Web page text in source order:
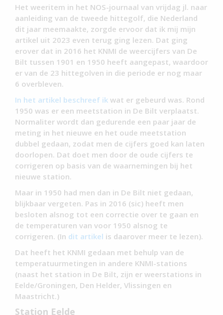
Het weeritem in het NOS-journaal van vrijdag jl. naar
aanleiding van de tweede hittegolf, die Nederland
dit jaar meemaakte, zorgde ervoor dat ik mij mijn
artikel uit 2023 even terug ging lezen. Dat ging
erover dat in 2016 het KNMI de weercijfers van De
Bilt tussen 1901 en 1950 heeft aangepast, waardoor
er van de 23 hittegolven in die periode er nog maar
6 overbleven.
In het artikel beschreef ik wat er gebeurd was. Rond
1950 was er een meetstation in De Bilt verplaatst.
Normaliter wordt dan gedurende een paar jaar de
meting in het nieuwe en het oude meetstation
dubbel gedaan, zodat men de cijfers goed kan laten
doorlopen. Dat doet men door de oude cijfers te
corrigeren op basis van de waarnemingen bij het
nieuwe station.
Maar in 1950 had men dan in De Bilt niet gedaan,
blijkbaar vergeten. Pas in 2016 (sic) heeft men
besloten alsnog tot een correctie over te gaan en
de temperaturen van voor 1950 alsnog te
corrigeren. (In dit artikel is daarover meer te lezen).
Dat heeft het KNMI gedaan met behulp van de
temperatuurmetingen in andere KNMI-stations
(naast het station in De Bilt, zijn er weerstations in
Eelde/Groningen, Den Helder, Vlissingen en
Maastricht.)
Station Eelde